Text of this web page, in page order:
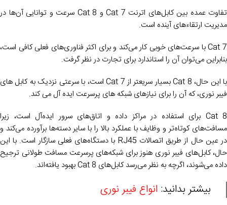
تفاوت عمده بین کابل‌های اترنت Cat 7 و Cat 8 سرعت و توانایی آن‌ها در
مدیریت ارتقاء‌های آینده است.
Cat 7 با سرعت‌های خوبی کار می‌کند و برای اکثر فناوری‌های فعلی کافی است،
بنابراین می‌توان آن را استاندارد برای تجارت در نظر گرفت.
با این حال، Cat 8 بسیار سریعتر از Cat 7 است، با سرعتی نزدیک به کابل های
فیبر نوری، که آن را برای نیازهای شبکه های پرسرعت ایده آل می کند.
Cat 8 برای استفاده در مراکز داده و اتاق‌های سرور ایده‌آل است، زیرا
مسافت‌های کوتاه‌تر و وظایف با عملکرد بالا را با سایر دسته‌ها برآورده می‌کند و
در عین حال از طریق اتصالات RJ45 با دستگاه‌های فعلی سازگار است. با این
حال، کابل‌های فیبر نوری هنوز برای شبکه‌های پرسرعت مسافت طولانی ترجیح
داده می‌شوند، اگرچه به نظر می‌رسد کابل‌های Cat 8 بهبود یافته‌اند.
بیشتر بدانید: انواع فیبر نوری